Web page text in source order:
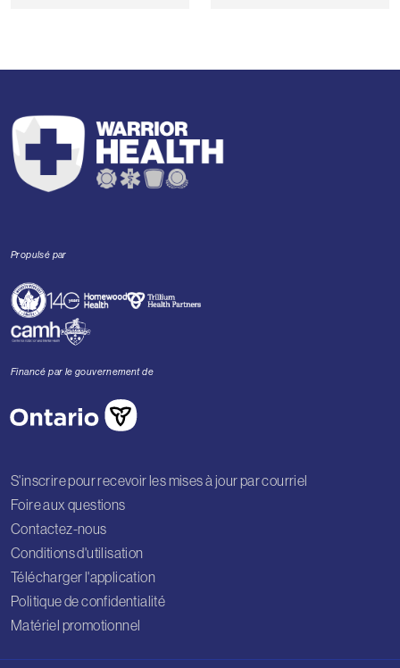
Propulsé par
Financé par le gouvernement de
S'inscrire pour recevoir les mises à jour par courriel
Foire aux questions
Contactez-nous
Conditions d'utilisation
Télécharger l'application
Politique de confidentialité
Matériel promotionnel